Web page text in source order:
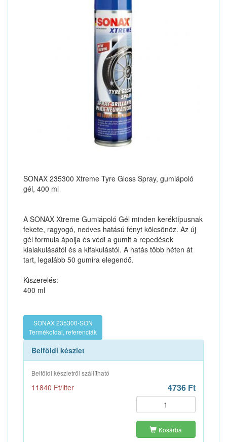
SONAX 235300 Xtreme Tyre Gloss Spray, gumiápoló
gél, 400 ml
A SONAX Xtreme Gumiápoló Gél minden keréktípusnak
fekete, ragyogó, nedves hatású fényt kölcsönöz. Az új
gél formula ápolja és védi a gumit a repedések
kialakulásától és a kifakulástól. A hatás több héten át
tart, legalább 50 gumira elegendő.
Kiszerelés:
400 ml
SONAX 235300-SON
Termékoldal, referenciák
Belföldi készlet
Belföldi készletről szállítható
11840 Ft/liter 4736 Ft
Kosárba